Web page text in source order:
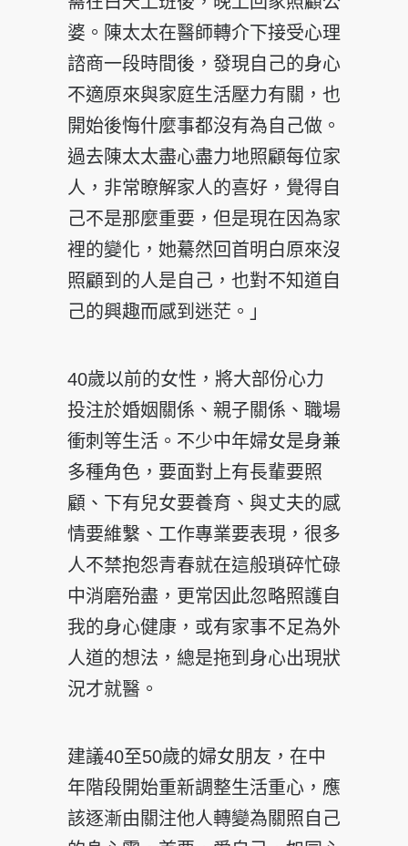
婆。陳太太在醫師轉介下接受心理
諮商一段時間後，發現自己的身心
不適原來與家庭生活壓力有關，也
開始後悔什麼事都沒有為自己做。
過去陳太太盡心盡力地照顧每位家
人，非常瞭解家人的喜好，覺得自
己不是那麼重要，但是現在因為家
裡的變化，她驀然回首明白原來沒
照顧到的人是自己，也對不知道自
己的興趣而感到迷茫。」
40歲以前的女性，將大部份心力
投注於婚姻關係、親子關係、職場
衝刺等生活。不少中年婦女是身兼
多種角色，要面對上有長輩要照
顧、下有兒女要養育、與丈夫的感
情要維繫、工作專業要表現，很多
人不禁抱怨青春就在這般瑣碎忙碌
中消磨殆盡，更常因此忽略照護自
我的身心健康，或有家事不足為外
人道的想法，總是拖到身心出現狀
況才就醫。
建議40至50歲的婦女朋友，在中
年階段開始重新調整生活重心，應
該逐漸由關注他人轉變為關照自己